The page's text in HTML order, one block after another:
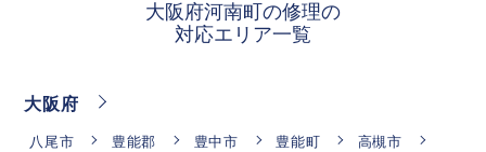
大阪府河南町の修理の
対応エリア一覧
大阪府
八尾市 豊能郡 豊中市 豊能町
高槻市